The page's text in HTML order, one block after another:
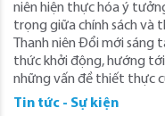
niên hiện thực hóa ý
trọng giữa chính sách và
Thanh niên Đổi mới sáng
thức khởi động, hướng
những vấn đề thiết thực
Tin tức - Sự kiện